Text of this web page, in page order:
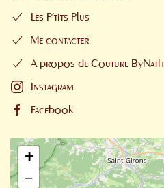
Les P'tits Plus
Me contacter
A propos de Couture ByNath
Instagram
Facebook
+
−